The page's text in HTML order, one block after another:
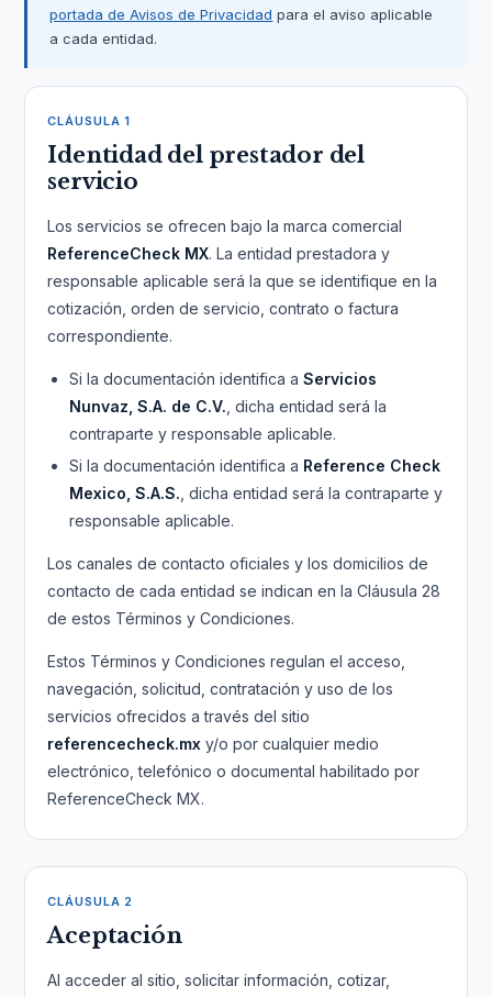
portada de Avisos de Privacidad para el aviso aplicable
a cada entidad.
CLÁUSULA 1
Identidad del prestador del
servicio
Los servicios se ofrecen bajo la marca comercial
ReferenceCheck MX. La entidad prestadora y
responsable aplicable será la que se identifique en la
cotización, orden de servicio, contrato o factura
correspondiente.
Si la documentación identifica aServicios
Nunvaz, S.A. de C.V. , dicha entidad será la
contraparte y responsable aplicable.
Si la documentación identifica a Reference Check
Mexico, S.A.S. , dicha entidad será la contraparte y
responsable aplicable.
Los canales de contacto oficiales y los domicilios de
contacto de cada entidad se indican en la Cláusula 28
de estos Términos y Condiciones.
Estos Términos y Condiciones regulan el acceso,
navegación, solicitud, contratación y uso de los
servicios ofrecidos a través del sitio
referencecheck.mx y/o por cualquier medio
electrónico, telefónico o documental habilitado por
ReferenceCheck MX.
CLÁUSULA 2
Aceptación
Al acceder al sitio, solicitar información, cotizar,